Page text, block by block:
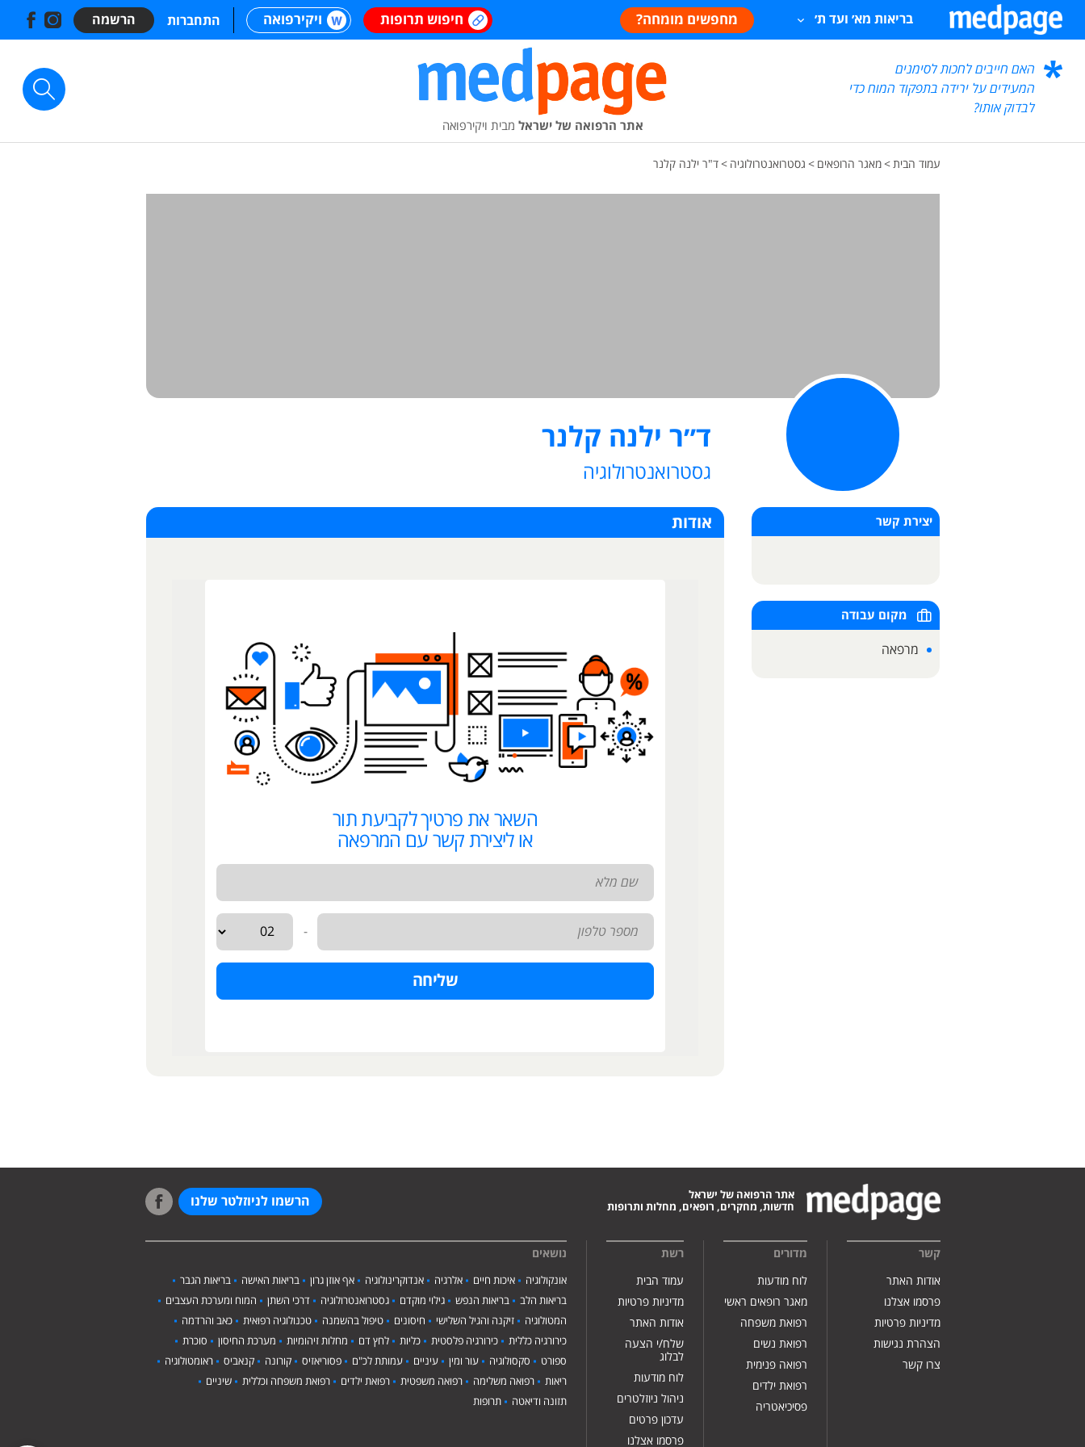
בריאות מא׳ ועד ת׳ מחפשים מומחה? חיפוש תרופות ויקירפואה התחברות הרשמה
האם חייבים לחכות לסימנים
המעידים על ירידה בתפקוד המוח כדי
לבדוק אותו?
אתר הרפואה של ישראל מבית ויקירפואה
עמוד הבית > מאגר הרופאים > גסטרואנטרולוגיה > ד"ר ילנה קלנר
ד״ר ילנה קלנר
גסטרואנטרולוגיה
יצירת קשר
מקום עבודה
מרפאה
אודות
אתר הרפואה של ישראל
חדשות, מחקרים, רופאים, מחלות ותרופות
הרשמו לניוזלטר שלנו
קשר
אודות האתר
פרסמו אצלנו
מדיניות פרטיות
הצהרת נגישות
צרו קשר
מדורים
לוח מודעות
מאגר רופאים ראשי
רפואת משפחה
רפואת נשים
רפואה פנימית
רפואת ילדים
פסיכיאטריה
רשת
עמוד הבית
מדיניות פרטיות
אודות האתר
שלח/י הצעה
לבלוג
לוח מודעות
ניהול ניוזלטרים
עדכון פרטים
פרסמו אצלנו
נושאים
אונקולוגיה איכות חיים אלרגיה אנדוקרינולוגיה אף אוזן גרון בריאות האישה
בריאות הגבר
בריאות הלב
בריאות הנפש גילוי מוקדם גסטרואנטרולוגיה דרכי השתן
המוח ומערכת העצבים
המטולוגיה
זיקנה והגיל השלישי חיסונים טיפול בהשמנה טכנולוגיה רפואית
כאב והרדמה
כירורגיה כללית
כירורגיה פלסטית כליות לחץ דם מחלות זיהומיות מערכת החיסון
סוכרת
ספורט
סקסולוגיה עור ומין עיניים עמותת לכ"ם פסוריאזיס קורונה קנאביס
ראומטולוגיה
ריאות
רפואה משלימה רפואה משפטית רפואת ילדים רפואת משפחה וכללית
שיניים
תזונה ודיאטה
תרופות